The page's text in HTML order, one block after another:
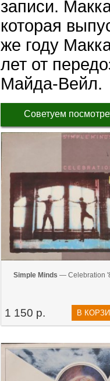
записи.
которая
же году
лет от
Майда-Вейл.
Советуем
Simple Minds — Celebration
1 150 р. В